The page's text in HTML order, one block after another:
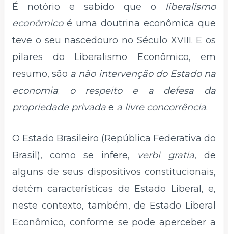
É notório e sabido que o liberalismo
econômicoé uma doutrina econômica que
teve o seu nascedouro no Século XVIII. E os
pilares do Liberalismo Econômico, em
resumo, são a não intervenção do Estado na
economia;
o respeito e a defesa da
propriedade privada e a livre concorrência.
O Estado Brasileiro (República Federativa do
Brasil), como se infere, verbi gratia, de
alguns de seus dispositivos constitucionais,
detém características de Estado Liberal, e,
neste contexto, também, de Estado Liberal
Econômico, conforme se pode aperceber a